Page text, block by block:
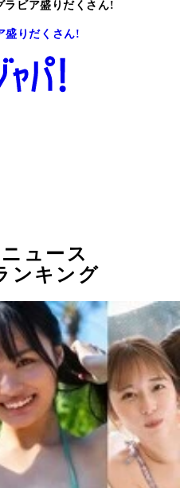
ラビア盛りだくさん!
盛りだくさん!
ュース
ンキング